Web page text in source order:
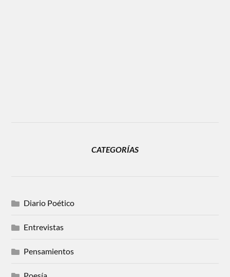
CATEGORÍAS
Diario Poético
Entrevistas
Pensamientos